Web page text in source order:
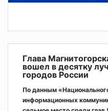
Глава
вошел в десятку
городов России
По данным
информационных